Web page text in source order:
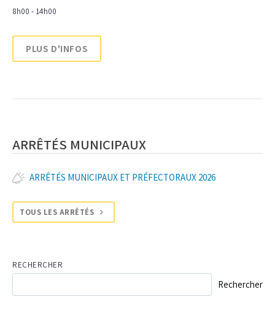
8h00 - 14h00
PLUS D'INFOS
ARRÊTÉS MUNICIPAUX
ARRÊTÉS MUNICIPAUX ET PRÉFECTORAUX 2026
TOUS LES ARRÊTÉS
RECHERCHER
Rechercher